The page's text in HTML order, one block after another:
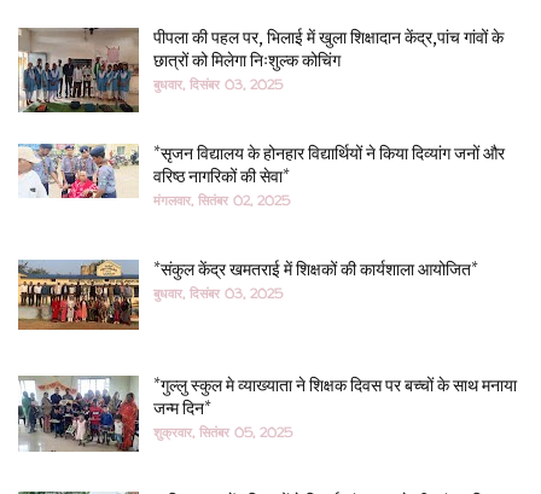
पीपला की पहल पर, भिलाई में खुला शिक्षादान केंद्र,पांच गांवों के
छात्रों को मिलेगा निःशुल्क कोचिंग
बुधवार, दिसंबर 03, 2025
*सृजन विद्यालय के होनहार विद्यार्थियों ने किया दिव्यांग जनों और
वरिष्ठ नागरिकों की सेवा*
मंगलवार, सितंबर 02, 2025
*संकुल केंद्र खमतराई में शिक्षकों की कार्यशाला आयोजित*
बुधवार, दिसंबर 03, 2025
*गुल्लु स्कुल मे व्याख्याता ने शिक्षक दिवस पर बच्चों के साथ मनाया
जन्म दिन*
शुक्रवार, सितंबर 05, 2025